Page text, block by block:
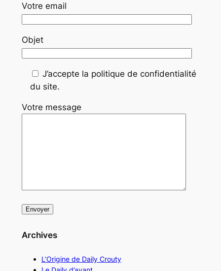
Votre email
Objet
J’accepte la politique de confidentialité
du site.
Votre message
Archives
L’Origine de Daily Crouty